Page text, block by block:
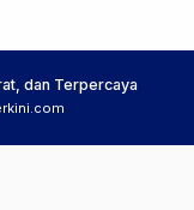
dan Terpercaya